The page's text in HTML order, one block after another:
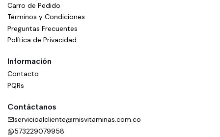
Carro de Pedido
Términos y Condiciones
Preguntas Frecuentes
Política de Privacidad
Información
Contacto
PQRs
Contáctanos
servicioalcliente@misvitaminas.com.co
573229079958